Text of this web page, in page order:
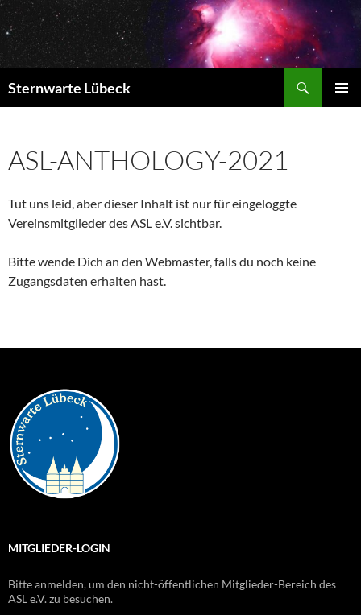
Zum
Inhalt
springen
Sternwarte Lübeck
ASL-ANTHOLOGY-2021
Tut uns leid, aber dieser Inhalt ist nur für eingeloggte
Vereinsmitglieder des ASL e.V. sichtbar.
Bitte wende Dich an den Webmaster, falls du noch keine
Zugangsdaten erhalten hast.
MITGLIEDER-LOGIN
Bitte anmelden, um den nicht-öffentlichen Mitglieder-Bereich des
ASL e.V. zu besuchen.